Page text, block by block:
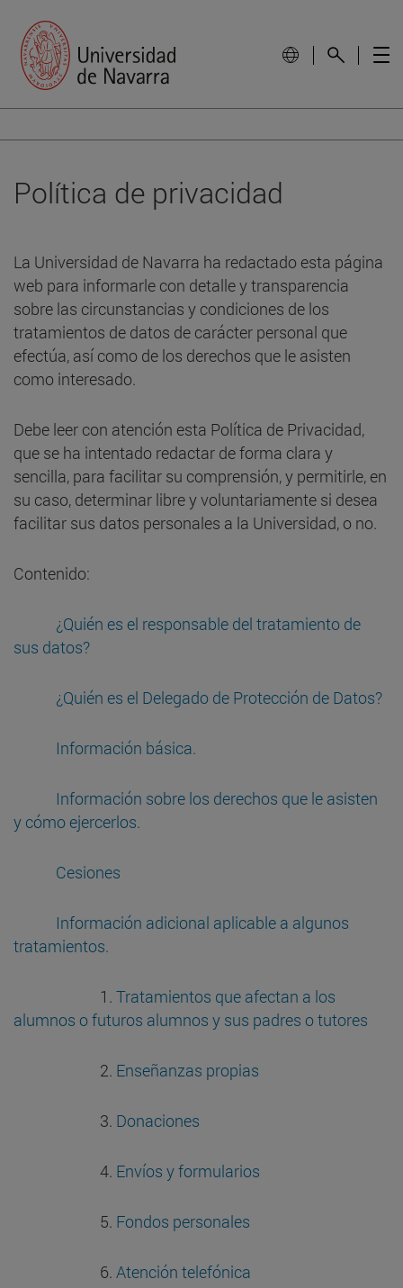
Política de privacidad
La Universidad de Navarra ha redactado esta página
web para informarle con detalle y transparencia
sobre las circunstancias y condiciones de los
tratamientos de datos de carácter personal que
efectúa, así como de los derechos que le asisten
como interesado.
Debe leer con atención esta Política de Privacidad,
que se ha intentado redactar de forma clara y
sencilla, para facilitar su comprensión, y permitirle, en
su caso, determinar libre y voluntariamente si desea
facilitar sus datos personales a la Universidad, o no.
Contenido:
¿Quién es el responsable del tratamiento de
sus datos?
¿Quién es el Delegado de Protección de Datos?
Información básica.
Información sobre los derechos que le asisten
y cómo ejercerlos.
Cesiones
Información adicional aplicable a algunos
tratamientos.
1. Tratamientos que afectan a los
alumnos o futuros alumnos y sus padres o tutores
2. Enseñanzas propias
3. Donaciones
4. Envíos y formularios
5. Fondos personales
6. Atención telefónica